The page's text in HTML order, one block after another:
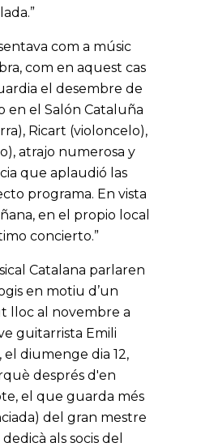
com a músic
com en aquest cas
el desembre de
en el Salón Cataluña
Ricart (violoncelo),
atrajo numerosa y
que aplaudió las
programa. En vista
en el propio local
concierto.”
Catalana parlaren
en motiu d’un
lloc al novembre a
guitarrista Emili
diumenge dia 12,
després d'en
el que guarda més
del gran mestre
als socis del